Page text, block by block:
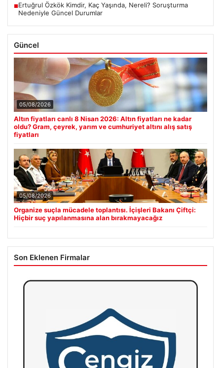
■Ertuğrul Özkök Kimdir, Kaç Yaşında, Nereli? Soruşturma
Nedeniyle Güncel Durumlar
Güncel
05/08/2026
Altın fiyatları canlı 8 Nisan 2026: Altın fiyatları ne kadar
oldu? Gram, çeyrek, yarım ve cumhuriyet altını alış satış
fiyatları
05/08/2026
Organize suçla mücadele toplantısı. İçişleri Bakanı Çiftçi:
Hiçbir suç yapılanmasına alan bırakmayacağız
Son Eklenen Firmalar